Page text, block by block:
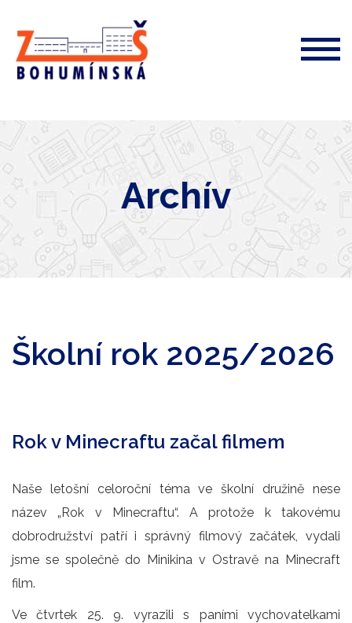
ZŠ
Bohumínská
72
Archív
Školní rok 2025/2026
Rok v Minecraftu začal filmem
Naše letošní celoroční téma ve školní družině nese
název „Rok v Minecraftu“. A protože k takovému
dobrodružství patří i správný filmový začátek, vydali
jsme se společně do Minikina v Ostravě na Minecraft
film.
Ve čtvrtek 25. 9. vyrazili s paními vychovatelkami